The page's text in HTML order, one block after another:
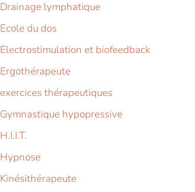
Drainage lymphatique
Ecole du dos
Electrostimulation et biofeedback
Ergothérapeute
exercices thérapeutiques
Gymnastique hypopressive
H.I.I.T.
Hypnose
Kinésithérapeute